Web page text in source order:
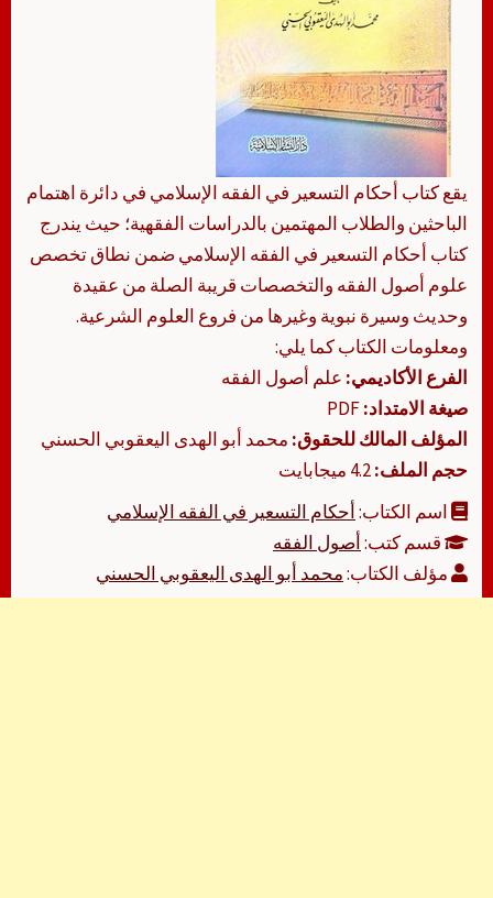
يقع كتاب ‏‏أحكام التسعير في الفقه الإسلامي في دائرة اهتمام
الباحثين والطلاب المهتمين بالدراسات الفقهية؛ حيث يندرج
كتاب ‏‏أحكام التسعير في الفقه الإسلامي ضمن نطاق تخصص
علوم أصول الفقه والتخصصات قريبة الصلة من عقيدة
وحديث وسيرة نبوية وغيرها من فروع العلوم الشرعية.
ومعلومات الكتاب كما يلي:
الفرع الأكاديمي: علم أصول الفقه
صيغة الامتداد:
المؤلف المالك للحقوق: محمد أبو الهدى اليعقوبي الحسني
حجم الملف:
اسم الكتاب:‏‏أحكام التسعير في الفقه الإسلامي
قسم كتب:أصول الفقه
مؤلف الكتاب:محمد أبو الهدى اليعقوبي الحسني